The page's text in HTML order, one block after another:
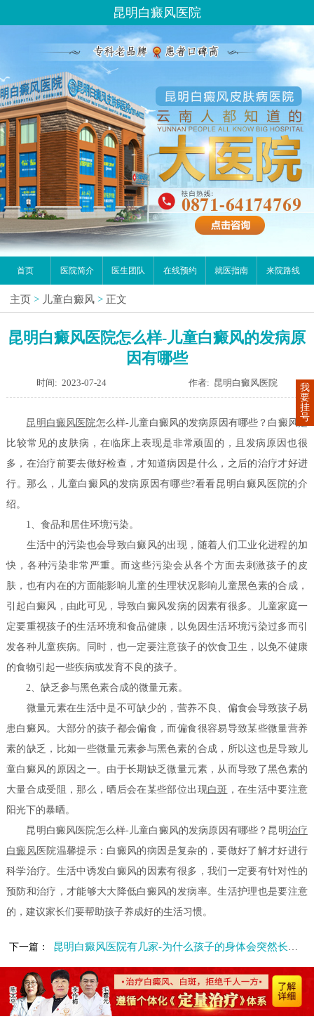
昆明白癜风医院
首页 医院简介 医生团队 在线预约 就医指南 来院路线
主页 > 儿童白癜风 > 正文
昆明白癜风医院怎么样-儿童白癜风的发病原
因有哪些
时间: 2023-07-24 作者: 昆明白癜风医院
昆明 白癜风 医院怎么样-儿童白癜风的发病原因有哪些？白癜风是
比较常见的皮肤病，在临床上表现是非常顽固的，且发病原因也很
多，在治疗前要去做好检查，才知道病因是什么，之后的治疗才好进
行。那么，儿童白癜风的发病原因有哪些?看看昆明白癜风医院的介
绍。
1、食品和居住环境污染。
生活中的污染也会导致白癜风的出现，随着人们工业化进程的加
快，各种污染非常严重。而这些污染会从各个方面去刺激孩子的皮
肤，也有内在的方面能影响儿童的生理状况影响儿童黑色素的合成，
引起白癜风，由此可见，导致白癜风发病的因素有很多。儿童家庭一
定要重视孩子的生活环境和食品健康，以免因生活环境污染过多而引
发各种儿童疾病。同时，也一定要注意孩子的饮食卫生，以免不健康
的食物引起一些疾病或发育不良的孩子。
2、缺乏参与黑色素合成的微量元素。
微量元素在生活中是不可缺少的，营养不良、偏食会导致孩子易
患白癜风。大部分的孩子都会偏食，而偏食很容易导致某些微量营养
素的缺乏，比如一些微量元素参与黑色素的合成，所以这也是导致儿
童白癜风的原因之一。由于长期缺乏微量元素，从而导致了黑色素的
大量合成受阻，那么，晒后会在某些部位出现白斑 ，在生活中要注意
阳光下的暴晒。
昆明白癜风医院怎么样-儿童白癜风的发病原因有哪些？昆明治疗
白癜风 医院温馨提示：白癜风的病因是复杂的，要做好了解才好进行
科学治疗。生活中诱发白癜风的因素有很多，我们一定要有针对性的
预防和治疗，才能够大大降低白癜风的发病率。生活护理也是要注意
的，建议家长们要帮助孩子养成好的生活习惯。
下一篇： 昆明白癜风医院有几家-为什么孩子的身体会突然长出白癜风
我
要
挂
号